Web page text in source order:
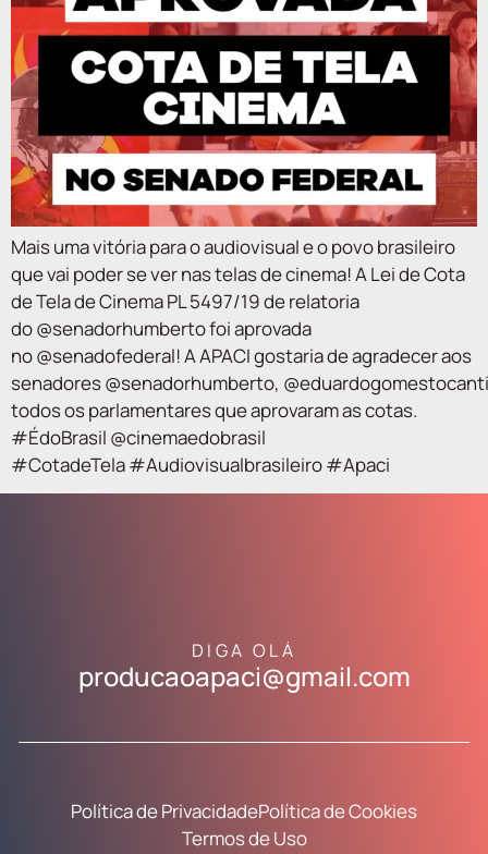
Mais uma vitória para o audiovisual e o povo brasileiro
que vai poder se ver nas telas de cinema! A Lei de Cota
de Tela de Cinema PL 5497/19 de relatoria
do @senadorhumberto foi aprovada
no @senadofederal! A APACI gostaria de agradecer aos
senadores @senadorhumberto,
todos os parlamentares que aprovaram as cotas.
#ÉdoBrasil @cinemaedobrasil
#CotadeTela #Audiovisualbrasileiro #Apaci
DIGA OLÁ
producaoapaci@gmail.com
Política de PrivacidadePolítica de Cookies
Termos de Uso